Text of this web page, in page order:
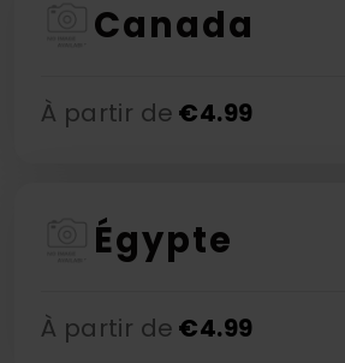
Canada
À partir de €4.99
Égypte
À partir de €4.99